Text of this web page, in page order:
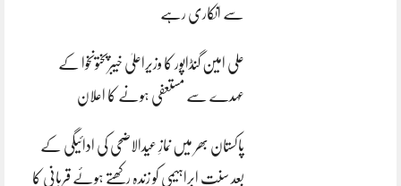
سے انکاری رہے
علی امین گنڈاپور کا وزیراعلیٰ خیبرپختونخوا کے
عہدے سے مستعفی ہونے کا اعلان
پاکستان بھر میں نمازِ عیدالاضحی کی ادائیگی کے
بعد سنتِ ابراہیمی کو زندہ رکھتے ہوئے قربانی کا